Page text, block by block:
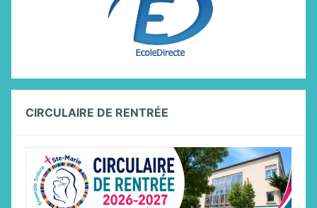
CIRCULAIRE DE RENTRÉE